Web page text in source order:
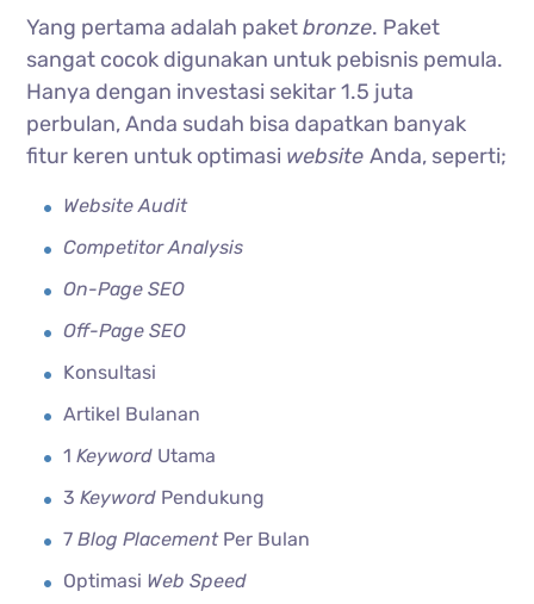
Yang pertama adalah paketbronze. Paket
sangat cocok digunakan untuk pebisnis pemula.
Hanya dengan investasi sekitar 1.5 juta
perbulan, Anda sudah bisa dapatkan banyak
fitur keren untuk optimasi websiteAnda, seperti;
Website Audit
Competitor Analysis
On-Page SEO
Off-Page SEO
Konsultasi
Artikel Bulanan
1Keyword Utama
3Keyword Pendukung
7Blog PlacementPer Bulan
Optimasi Web Speed